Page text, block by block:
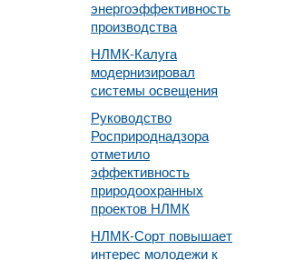
энергоэффективность
производства
НЛМК-Калуга
модернизировал
системы освещения
Руководство
Росприроднадзора
отметило
эффективность
природоохранных
проектов НЛМК
НЛМК-Сорт повышает
интерес молодежи к